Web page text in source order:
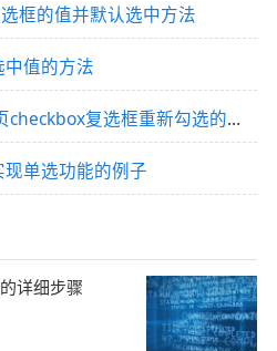
框的值并默认选中方法
值的方法
解决Layui选择全部,换页checkbox复选框重新勾选的问题方法
单选功能的例子
详细步骤